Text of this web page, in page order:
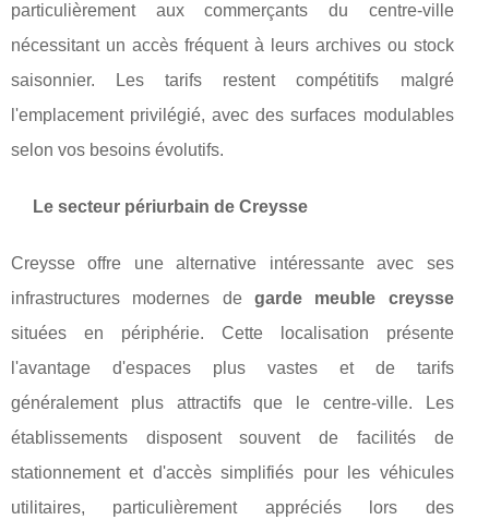
particulièrement aux commerçants du centre-ville
nécessitant un accès fréquent à leurs archives ou stock
saisonnier. Les tarifs restent compétitifs malgré
l'emplacement privilégié, avec des surfaces modulables
selon vos besoins évolutifs.
Le secteur périurbain de Creysse
Creysse offre une alternative intéressante avec ses
infrastructures modernes de garde meuble creysse
situées en périphérie. Cette localisation présente
l'avantage d'espaces plus vastes et de tarifs
généralement plus attractifs que le centre-ville. Les
établissements disposent souvent de facilités de
stationnement et d'accès simplifiés pour les véhicules
utilitaires, particulièrement appréciés lors des